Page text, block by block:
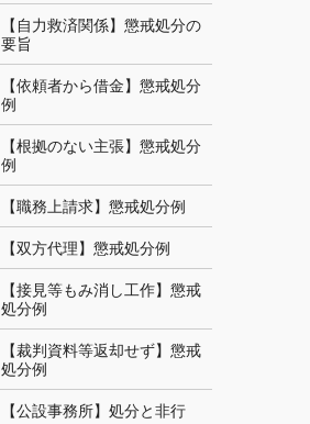
【自力救済関係】懲戒処分の
要旨
【依頼者から借金】懲戒処分
例
【根拠のない主張】懲戒処分
例
【職務上請求】懲戒処分例
【双方代理】懲戒処分例
【接見等もみ消し工作】懲戒
処分例
【裁判資料等返却せず】懲戒
処分例
【公設事務所】処分と非行